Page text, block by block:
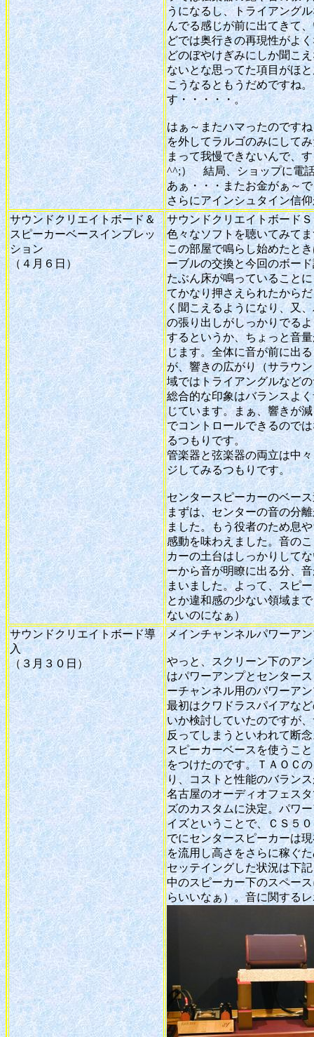
うになるし、トライアング
んでる感じが前に出てきて
どでは奥行きの再現性がよ
どのぼやけぎみにしか聞こ
ないとな思ってた項目がほ
こうなるともうだめですね
す・・・・・。
はぁ～またハマったのです
を外してラルゴのみにして
まって我慢できないんで、
^^;） 結局、ショップに電
あぁ・・・またお金がぁ～
さらにアインシュタイン信
サウンドクリエイトボード＆
スピーカーベースインプレッ
ション
（４月６日）
サウンドクリエイトボード
色々なソフトを聴いてみて
この部屋で鳴らし始めたと
ーブルの交換と今回のボー
たぶん床が鳴っていること
てかなり押さえられたから
く聞こえるようになり、又
の張り出しがしっかりでる
するというか、ちょっと音
じます。全体に音が前に出
が、響きの広がり（サラウ
域ではトライアングルなど
総合的な印象はバランスよ
じています。まぁ、響きが
でコントロールできるので
るつもりです。
管楽器と弦楽器の両立は中
ジしてみるつもりです。
センタースピーカーのベー
まずは、センターの音の分
ました。もう役者のため息
感動を味わえました。音の
カーの土台はしっかりして
ーから音が明瞭に出る分、
まいました。よって、スピ
とか違和感の少ない領域ま
ないのになぁ）
サウンドクリエイトボード導
入
（３月３０日）
メインチャンネルパワーア
やっと、スクリーン下のア
はパワーアンプとセンター
ーチャンネル用のパワーア
最初はクワドラスパイアな
いか検討していたのですが
反ってしまうといわれて断
スピーカーベースを使うこ
をつけたのです。ＴＡＯＣ
り、コストと性能のバラン
名古屋のオーディオフェス
ズのカスタムに決定。パワ
イズということで、ＣＳ５
でにセンタースピーカーは
を流用し高さをさらに稼ぐ
セッテイングした状況は下
中のスピーカー下のスペー
らいいなぁ）。音に関する